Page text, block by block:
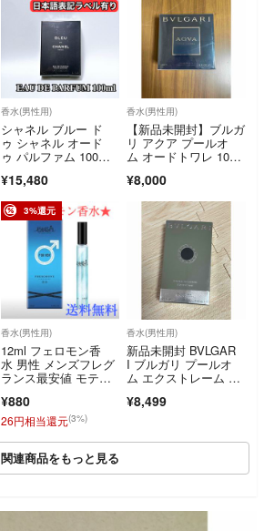
香水(男性用)
シャネル ブルー ド
ゥ シャネル オード
ゥ パルファム 100m
anel EDP ④
¥15,480
香水(男性用)
【新品未開封】ブルガ
リ アクア プールオ
ム オードトワレ 100
VA
¥8,000
3%還元
香水(男性用)
12ml フェロモン香
水 男性 メンズフレグ
ランス最安値 モテ秋
夏 ボディミスト香 香
水
¥880
26円相当還元(3%)
香水(男性用)
新品未開封 BVLGAR
I ブルガリ プールオ
ム エクストレーム オ
¥8,499
関連商品をもっと見る